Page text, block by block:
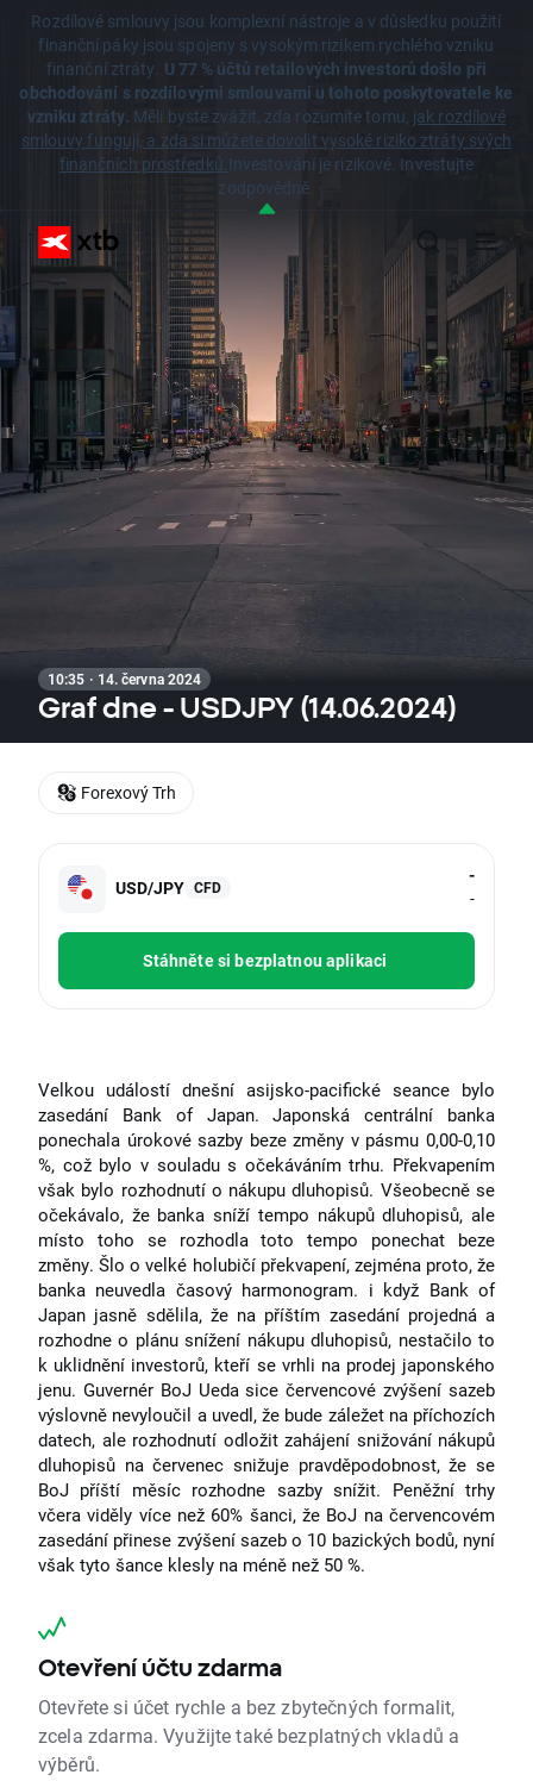
Rozdílové smlouvy jsou komplexní nástroje a v důsledku použití
finanční páky jsou spojeny s vysokým rizikem rychlého vzniku
finanční ztráty. U 77 % účtů retailových investorů došlo při
obchodování s rozdílovými smlouvami u tohoto poskytovatele ke
vzniku ztráty. Měli byste zvážit, zda rozumíte tomu, jak rozdílové
smlouvy fungují, a zda si můžete dovolit vysoké riziko ztráty svých
finančních prostředků.Investování je rizikové. Investujte
zodpovědně.
10:35 · 14. června 2024
Graf dne - USDJPY (14.06.2024)
USD/JPY CFD
-
-
Stáhněte si bezplatnou aplikaci
Velkou událostí dnešní asijsko-pacifické seance bylo
zasedání Bank of Japan. Japonská centrální banka
ponechala úrokové sazby beze změny v pásmu 0,00-0,10
%, což bylo v souladu s očekáváním trhu. Překvapením
však bylo rozhodnutí o nákupu dluhopisů. Všeobecně se
očekávalo, že banka sníží tempo nákupů dluhopisů, ale
místo toho se rozhodla toto tempo ponechat beze
změny. Šlo o velké holubičí překvapení, zejména proto, že
banka neuvedla časový harmonogram. i když Bank of
Japan jasně sdělila, že na příštím zasedání projedná a
rozhodne o plánu snížení nákupu dluhopisů, nestačilo to
k uklidnění investorů, kteří se vrhli na prodej japonského
jenu. Guvernér BoJ Ueda sice červencové zvýšení sazeb
výslovně nevyloučil a uvedl, že bude záležet na příchozích
datech, ale rozhodnutí odložit zahájení snižování nákupů
dluhopisů na červenec snižuje pravděpodobnost, že se
BoJ příští měsíc rozhodne sazby snížit. Peněžní trhy
včera viděly více než 60% šanci, že BoJ na červencovém
zasedání přinese zvýšení sazeb o 10 bazických bodů, nyní
však tyto šance klesly na méně než 50 %.
Otevření účtu zdarma
Otevřete si účet rychle a bez zbytečných formalit,
zcela zdarma. Využijte také bezplatných vkladů a
výběrů.
Forexový Trh